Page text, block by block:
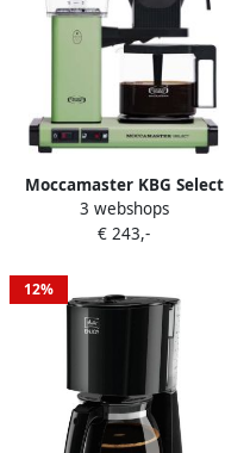
Moccamaster KBG Select
Pastel Green |
Filterkoffiezetapparaten |
3 webshops
€ 243,-
12%